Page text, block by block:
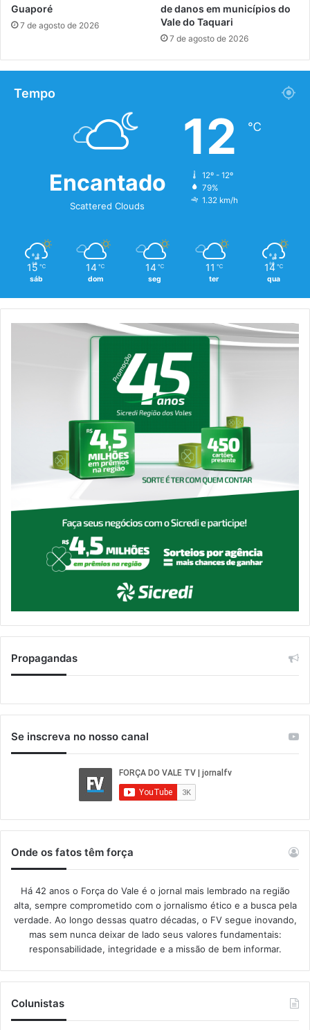
Guaporé
7 de agosto de 2026
de danos em municípios do
Vale do Taquari
7 de agosto de 2026
Tempo
Encantado
Scattered Clouds
12 ℃
12º - 12º
79%
1.32 km/h
15 ℃
sáb
14 ℃
dom
14 ℃
seg
11 ℃
ter
14 ℃
qua
Propagandas
Se inscreva no nosso canal
Onde os fatos têm força
Há 42 anos o Força do Vale é o jornal mais lembrado na região
alta, sempre comprometido com o jornalismo ético e a busca pela
verdade. Ao longo dessas quatro décadas, o FV segue inovando,
mas sem nunca deixar de lado seus valores fundamentais:
responsabilidade, integridade e a missão de bem informar.​
Colunistas